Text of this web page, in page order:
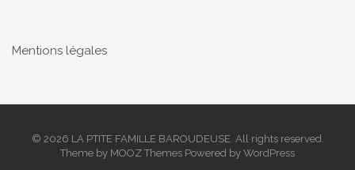
Mentions légales
© 2026 LA PTITE FAMILLE BAROUDEUSE. All rights reserved.
Theme by MOOZ Themes Powered by WordPress